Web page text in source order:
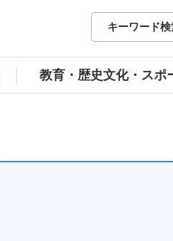
白河市公式ホームページ
キーワード検
教育・歴史文化・スポ